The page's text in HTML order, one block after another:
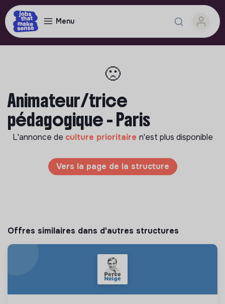
Menu
🙁
Animateur/trice
pédagogique - Paris
L'annonce de culture prioritaire n'est plus disponible
Vers la page de la structure
Offres similaires dans d'autres structures